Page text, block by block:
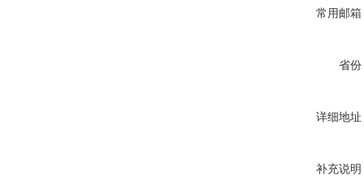
常用邮箱
省份
详细地址
补充说明